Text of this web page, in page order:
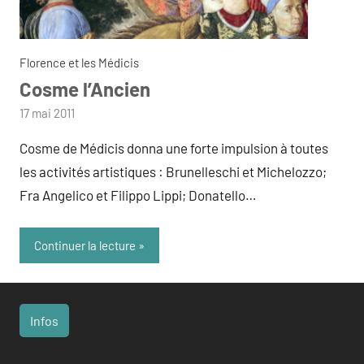
Florence et les Médicis
Cosme l’Ancien
par
17 mai 2011
Cosme de Médicis donna une forte impulsion à toutes
les activités artistiques : Brunelleschi et Michelozzo;
Fra Angelico et Filippo Lippi; Donatello…
Continuer la lecture
Infos